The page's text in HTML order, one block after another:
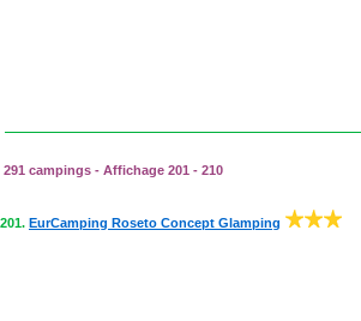
291 campings - Affichage 201 - 210
201. EurCamping Roseto Concept Glamping